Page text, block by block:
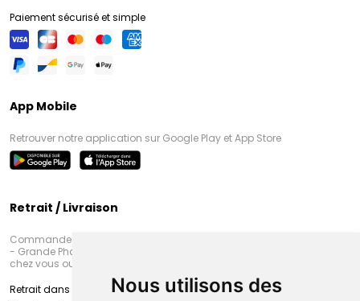
Nous utilisons des
Paiement sécurisé et simple
App Mobile
Retrouver notre application sur Google Play et App Store
Retrait / Livraison
Commandez en ligne et venez chercher votre commande à Amiens
- Grande Pharmacie d’Amiens (Fachon) ou recevez-là rapidement
chez vous ou en point retrait
Retrait dans la pharmacie d’Amiens